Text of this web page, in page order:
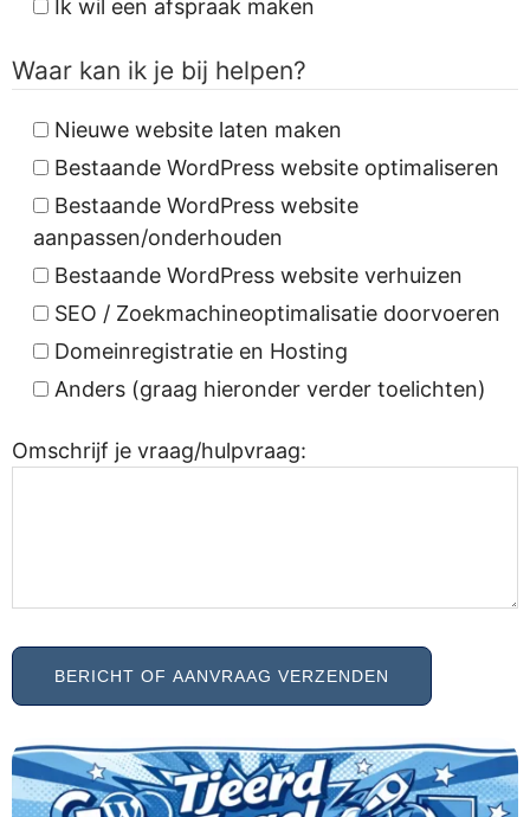
Ik wil een afspraak maken
Waar kan ik je bij helpen?
Nieuwe website laten maken
Bestaande WordPress website optimaliseren
Bestaande WordPress website
aanpassen/onderhouden
Bestaande WordPress website verhuizen
SEO / Zoekmachineoptimalisatie doorvoeren
Domeinregistratie en Hosting
Anders (graag hieronder verder toelichten)
Omschrijf je vraag/hulpvraag: